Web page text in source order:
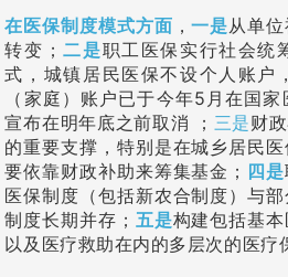
在医保制度模式方面 ，一是从单
转变； 二是职工医保实行社会统
式，城镇居民医保不设个人账户
（家庭）账户已于今年5月在国
宣布在明年底之前取消 ； 三是财
的重要支撑，特别是在城乡居民
要依靠财政补助来筹集基金； 四是
医保制度（包括新农合制度）与
制度长期并存； 五是构建包括基
以及医疗救助在内的多层次的医疗